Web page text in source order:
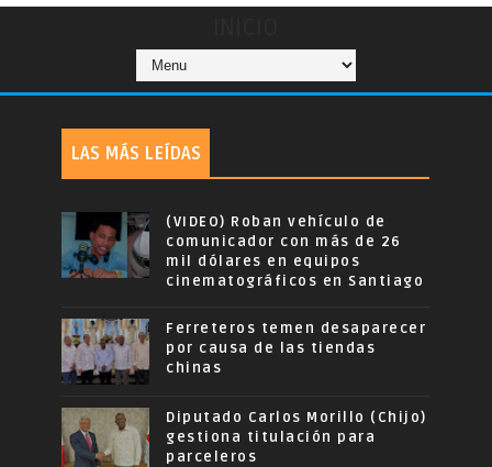
LAS MÁS LEÍDAS
(VIDEO) Roban vehículo de
comunicador con más de 26
mil dólares en equipos
cinematográficos en Santiago
Ferreteros temen desaparecer
por causa de las tiendas
chinas
Diputado Carlos Morillo (Chijo)
gestiona titulación para
parceleros